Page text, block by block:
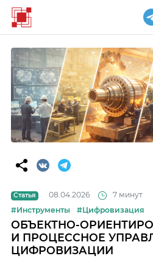
Статья 08.04.2026
7 минут
#Инструменты
#Цифровизация
ОБЪЕКТНО-
И ПРОЦЕССНОЕ
ЦИФРОВИЗАЦИИ